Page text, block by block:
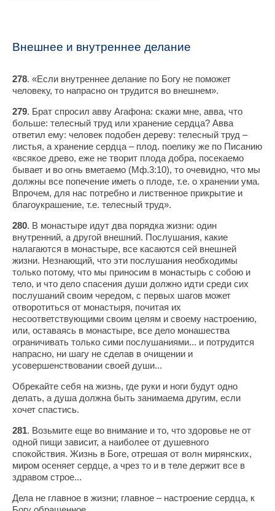
Внешнее и внутреннее делание
278. «Если внутреннее делание по Богу не поможет
человеку, то напрасно он трудится во внешнем».
279. Брат спросил авву Агафона: скажи мне, авва, что
больше: телесный труд или хранение сердца? Авва
ответил ему: человек подобен дереву: телесный труд –
листья, а хранение сердца – плод. поелику же по Писанию
«всякое древо, еже не творит плода добра, посекаемо
бывает и во огнь вметаемо (Мф.3:10), то очевидно, что мы
должны все попечение иметь о плоде, т.е. о хранении ума.
Впрочем, для нас потребно и лиственное прикрытие и
благоукрашение, т.е. телесный труд».
280. В монастыре идут два порядка жизни: один
внутренний, а другой внешний. Послушания, какие
налагаются в монастыре, все касаются сей внешней
жизни. Незнающий, что эти послушания необходимы
только потому, что мы приносим в монастырь с собою и
тело, и что дело спасения души должно идти среди сих
послушаний своим чередом, с первых шагов может
отворотиться от монастыря, почитая их
несоответствующими своим целям и своему настроению,
или, оставаясь в монастыре, все дело монашества
ограничивать только сими послушаниями... и потрудится
напрасно, ни шагу не сделав в очищении и
усовершенствовании своей души...
Обрекайте себя на жизнь, где руки и ноги будут одно
делать, а душа должна быть занимаема другим, если
хочет спастись.
281. Возьмите еще во внимание и то, что здоровье не от
одной пищи зависит, а наиболее от душевного
спокойствия. Жизнь в Боге, отрешая от волн мирянских,
миром осеняет сердце, а чрез то и в теле держит все в
здравом строе...
Дела не главное в жизни; главное – настроение сердца, к